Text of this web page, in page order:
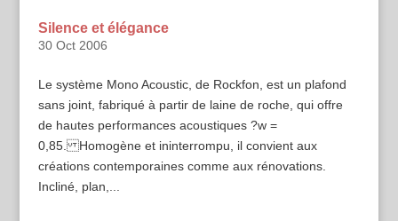
Silence et élégance
30 Oct 2006
Le système Mono Acoustic, de Rockfon, est un plafond
sans joint, fabriqué à partir de laine de roche, qui offre
de hautes performances acoustiques ?w =
0,85. Homogène et ininterrompu, il convient aux
créations contemporaines comme aux rénovations.
Incliné, plan,...